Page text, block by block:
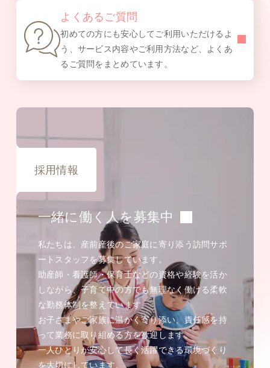
よくあるご質問
初めての方にも安心してご利用いただけるよ
う、サービス内容やご利用方法など、よくあ
るご質問をまとめています。
採用情報
一緒に働く人を募集中
私たちは、産前産後のご家庭に寄り添う訪問サポ
ートスタッフを募集しています。
助産師・看護師・保育士などの資格や経験を活か
しながら、子育て中の方でも無理なく働ける柔軟
な勤務体制を整えています。
お子さまやご家族に温かく寄り添い、責任感を持
って業務に取り組める方を歓迎します。
一人ひとりが安心して長く活躍できる環境づくり
を大切にしています。